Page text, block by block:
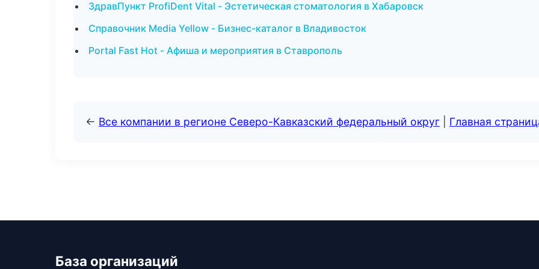
ЗдравПункт ProfiDent Vital - Эстетическая стоматология в Хабаровск
Справочник Media Yellow - Бизнес-каталог в Владивосток
Portal Fast Hot - Афиша и мероприятия в Ставрополь
← Все компании в регионе Северо-Кавказский федеральный округ Главная
База организаций